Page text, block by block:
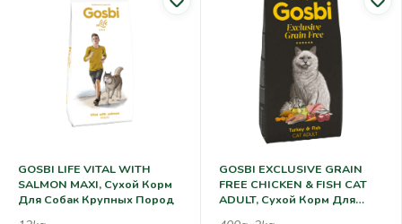
GOSBI LIFE VITAL WITH
SALMON MAXI, Сухой Корм
Для Собак Крупных Пород
GOSBI EXCLUSIVE GRAIN
FREE CHICKEN & FISH CAT
ADULT, Сухой Корм Для